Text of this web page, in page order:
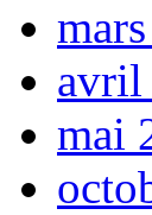
avril
mai